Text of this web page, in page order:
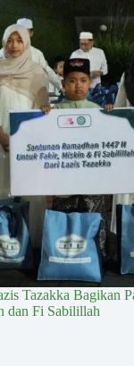
Tazakka Bagikan
dan Fi Sabilillah